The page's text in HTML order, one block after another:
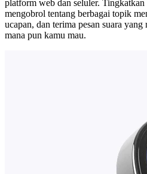
platform web dan seluler. Tingkatkan
mengobrol tentang berbagai topik
ucapan, dan terima pesan suara
mana pun kamu mau.